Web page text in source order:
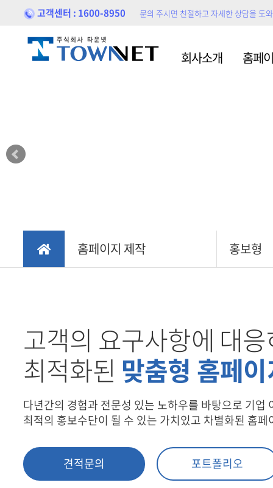
고객센터 : 1600-8950 문의 주시면 친절하고 자세한 상담을 도
회사소개 홈페
홈페이지제작 홍보
SSL
인쇄
유지보수 웹
홈페이지 제작 홍보형
고객의 요구사항에 대
최적화된 맞춤형 홈페
다년간의 경험과 전문성 있는 노하우를 바탕으로 기업
최적의 홍보수단이 될 수 있는 가치있고 차별화된 홈
견적문의 포트폴리오